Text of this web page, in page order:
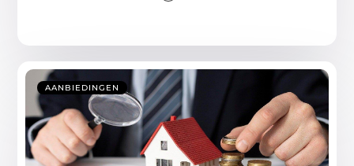
AANBIEDINGEN